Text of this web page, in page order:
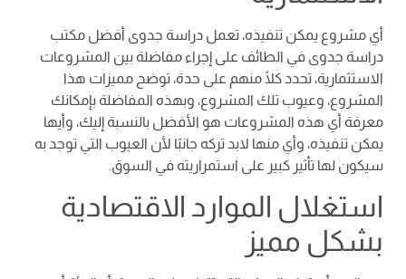
أي مشروع يمكن تنفيذه، تعمل دراسة جدوى أفضل مكتب
دراسة جدوى في الطائف على إجراء مفاضلة بين المشروعات
الاستثمارية، تحدد كلًا منهم على حدة، توضح مميزات هذا
المشروع، وعيوب تلك المشروع، وبهذه المفاضلة بإمكانك
معرفة أي هذه المشروعات هو الأفضل بالنسبة إليك، وأيها
يمكن تنفيذه، وأي منها لابد تركه جانبًا لأن العيوب التي توجد به
سيكون لها تأثير كبير على استمراريته في السوق.
استغلال الموارد الاقتصادية
بشكل مميز